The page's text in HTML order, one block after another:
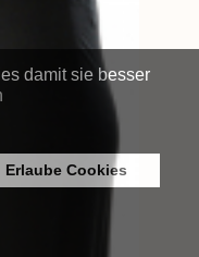
damit sie besser
Erlaube Cookies